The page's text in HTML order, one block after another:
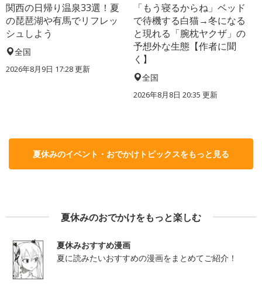
関西の日帰り温泉33選！夏
の琵琶湖や有馬でリフレッ
シュしよう
全国
2026年8月9日 17:28更新
「もう寝るからね」ベッド
で待機する白猫→冬になる
と現れる「腕枕ヤクザ」の
予想外な生態【作者に聞
く】
全国
2026年8月8日 20:35 更新
夏休みのイベント・おでかけトピックスをもっと見る
夏休みのおでかけをもっと楽しむ
夏休みおすすめ漫画
夏に読みたいおすすめの漫画をまとめてご紹介！